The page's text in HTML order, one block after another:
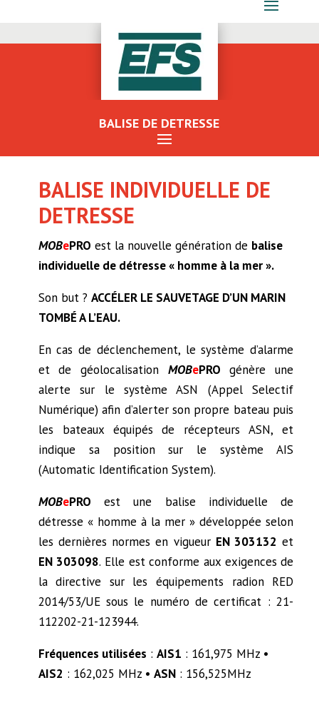
BALISE DE DETRESSE
BALISE INDIVIDUELLE DE
DETRESSE
MOBePRO est la nouvelle génération de balise
individuelle de détresse « homme à la mer ».
Son but ? ACCÉLER LE SAUVETAGE D’UN MARIN
TOMBÉ A L’EAU.
En cas de déclenchement, le système d’alarme
et de géolocalisation MOBePRO génère une
alerte sur le système ASN (Appel Selectif
Numérique) afin d’alerter son propre bateau puis
les bateaux équipés de récepteurs ASN, et
indique sa position sur le système AIS
(Automatic Identification System).
MOBePRO est une balise individuelle de
détresse « homme à la mer » développée selon
les dernières normes en vigueur EN 303132 et
EN 303098. Elle est conforme aux exigences de
la directive sur les équipements radion RED
2014/53/UE sous le numéro de certificat : 21-
112202-21-123944.
Fréquences utilisées : AIS1 : 161,975 MHz •
AIS2 : 162,025 MHz • ASN: 156,525MHz